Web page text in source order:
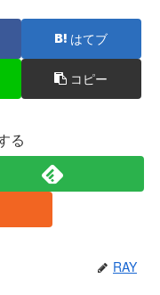
はてブ
コピー
る
RAY